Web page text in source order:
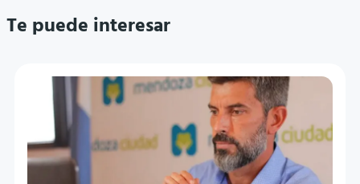
Te puede interesar